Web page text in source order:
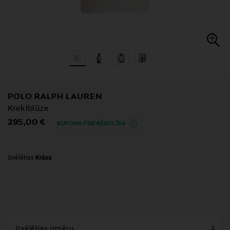
POLO RALPH LAUREN
Kreklblūze
Original Price
295,00 € KUPONA PRIEKŠROCĪBA
Izvēlēties Krāsa